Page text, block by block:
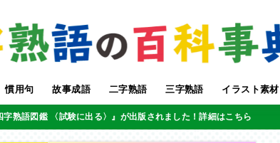
慣用句 故事成語 二字熟語 三字熟語 イラスト素材
熟語図鑑 〈試験に出る〉』が出版されました！詳細はこちら